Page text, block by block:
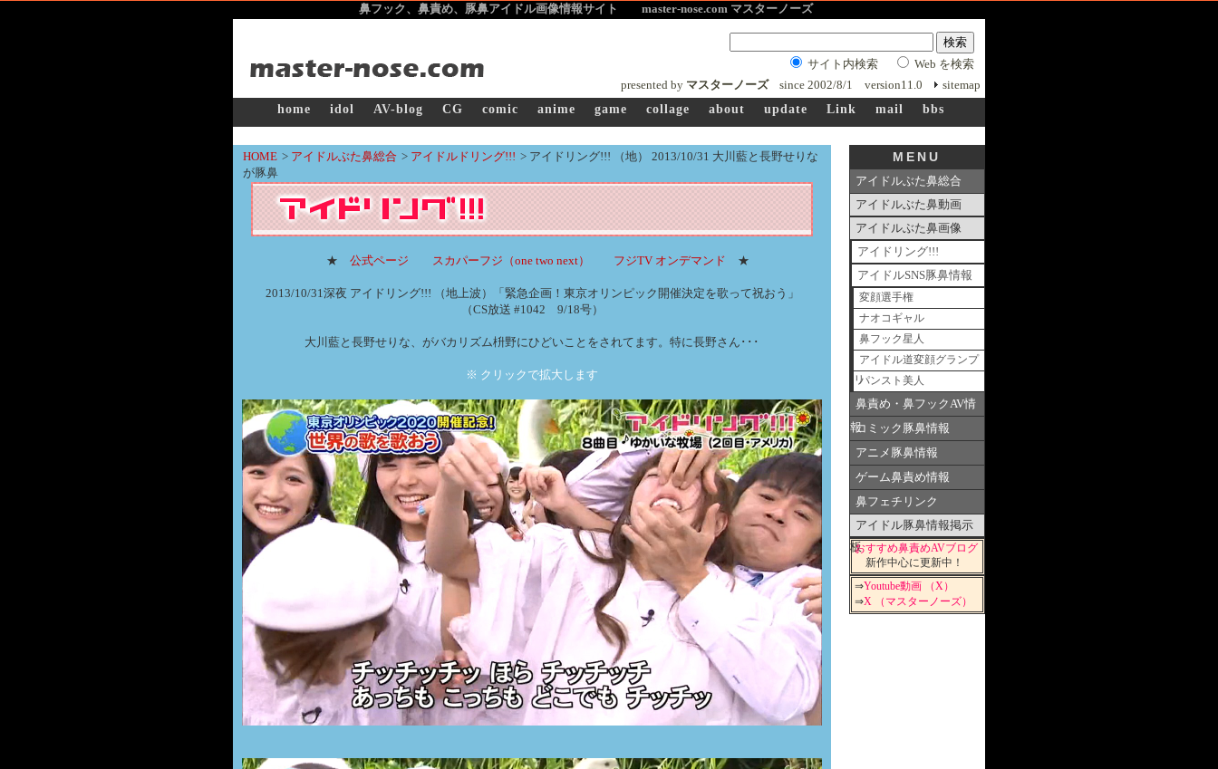
鼻フック、鼻責め、豚鼻アイドル画像情報サイト master-nose.com マスターノーズ
サイト内検索
Web を検索
presented by マスターノーズ since 2002/8/1 version11.0
sitemap
home
idol AV-blog CG comic anime game collage about update Link mail bbs
HOME > アイドルぶた鼻総合 > アイドルドリング!!! > アイドリング!!! （地） 2013/10/31 大川藍と長野せりな
が豚鼻
★ 公式ページ スカパーフジ（one two next） フジTV オンデマンド ★
2013/10/31深夜 アイドリング!!! （地上波）「緊急企画！東京オリンピック開催決定を歌って祝おう」
（CS放送 #1042 9/18号）
大川藍と長野せりな、がバカリズム枡野にひどいことをされてます。特に長野さん･･･
※ クリックで拡大します
MENU
アイドルぶた鼻総合
アイドルぶた鼻動画
アイドルぶた鼻画像
アイドリング!!!
アイドルSNS豚鼻情報
変顔選手権
ナオコギャル
鼻フック星人
アイドル道変顔グランプ
リパンスト美人
鼻責め・鼻フックAV情
報コミック豚鼻情報
アニメ豚鼻情報
ゲーム鼻責め情報
鼻フェチリンク
アイドル豚鼻情報掲示
板おすすめ鼻責めAVブログ
新作中心に更新中！
⇒Youtube動画 （X）
⇒X （マスターノーズ）